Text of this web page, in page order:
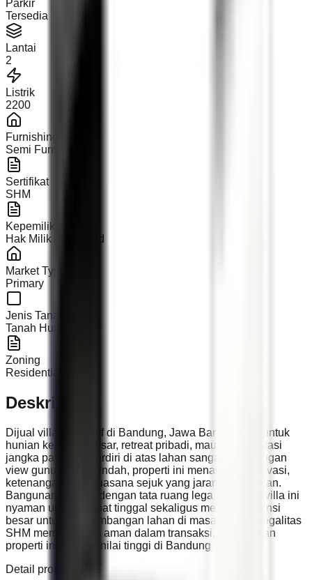
Parkir
Tersedia
Lantai
2
Listrik
2200
Furnishing
Semi Furnished
Sertifikat
SHM
Kepemilikan
Hak Milik / Freehold
Market Type
Primary
Jenis Tanah
Tanah Hunian
Zoning
Residential
Deskripsi
Dijual villa eksklusif di Bandung, Jawa Barat, cocok untuk
hunian keluarga besar, retreat pribadi, maupun investasi
jangka panjang. Berdiri di atas lahan sangat luas dengan
view gunung yang indah, properti ini menawarkan privasi,
ketenangan, dan suasana sejuk yang jarang ditemukan.
Bangunan 2 lantai dengan tata ruang lega membuat villa ini
nyaman untuk tempat tinggal sekaligus memiliki potensi
besar untuk pengembangan lahan di masa depan. Legalitas
SHM memberi rasa aman dalam transaksi, menjadikan
properti ini aset bernilai tinggi di Bandung.
Detail properti: